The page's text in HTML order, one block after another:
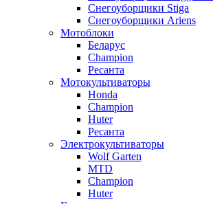
Снегоуборщики Stiga
Снегоуборщики Ariens
Мотоблоки
Беларус
Champion
Ресанта
Мотокультиваторы
Honda
Champion
Huter
Ресанта
Электрокультиваторы
Wolf Garten
MTD
Champion
Huter